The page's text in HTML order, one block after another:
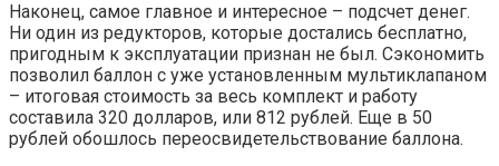
Наконец, самое главное и интересное – подсчет денег.
Ни один из редукторов, которые достались бесплатно,
пригодным к эксплуатации признан не был. Сэкономить
позволил баллон с уже установленным мультиклапаном
– итоговая стоимость за весь комплект и работу
составила 320 долларов, или 812 рублей. Еще в 50
рублей обошлось переосвидетельствование баллона.